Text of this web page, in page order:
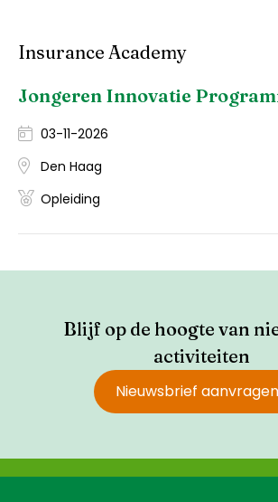
Insurance Academy
Jongeren Innovatie
03-11-2026
Den Haag
Opleiding
Blijf op de hoogte van
activiteiten
Nieuwsbrief aanvragen